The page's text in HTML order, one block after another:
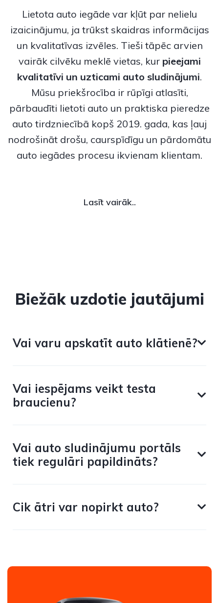
Lietota auto iegāde var kļūt par nelielu
izaicinājumu, ja trūkst skaidras informācijas
un kvalitatīvas izvēles. Tieši tāpēc arvien
vairāk cilvēku meklē vietas, kur pieejami
kvalitatīvi un uzticami auto sludinājumi.
Mūsu priekšrocība ir rūpīgi atlasīti,
pārbaudīti lietoti auto un praktiska pieredze
auto tirdzniecībā kopš 2019. gada, kas ļauj
nodrošināt drošu, caurspīdīgu un pārdomātu
auto iegādes procesu ikvienam klientam.
Lasīt vairāk..
Biežāk uzdotie jautājumi
Vai varu apskatīt auto klātienē?
Vai iespējams veikt testa
braucienu?
Vai auto sludinājumu portāls
tiek regulāri papildināts?
Cik ātri var nopirkt auto?